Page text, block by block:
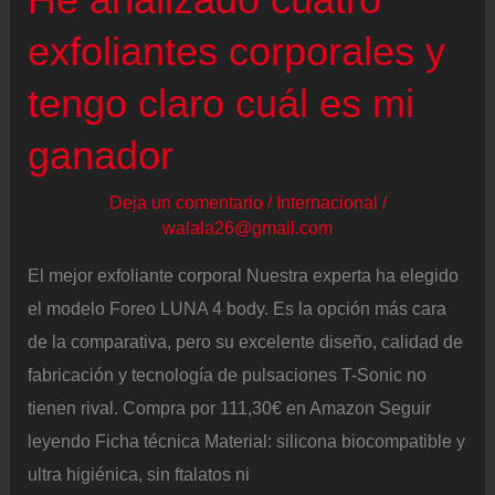
amigo
invisible
exfoliantes corporales y
tengo claro cuál es mi
ganador
Deja un comentario / Internacional /
walala26@gmail.com
El mejor exfoliante corporal Nuestra experta ha elegido
el modelo Foreo LUNA 4 body. Es la opción más cara
de la comparativa, pero su excelente diseño, calidad de
fabricación y tecnología de pulsaciones T-Sonic no
tienen rival. Compra por 111,30€ en Amazon Seguir
leyendo Ficha técnica Material: silicona biocompatible y
ultra higiénica, sin ftalatos ni